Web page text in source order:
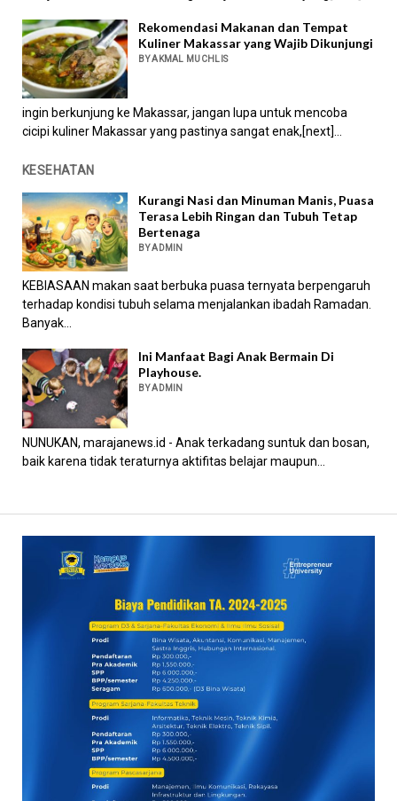
Rekomendasi Makanan dan Tempat
Kuliner Makassar yang Wajib Dikunjungi
BY AKMAL MUCHLIS
ingin berkunjung ke Makassar, jangan lupa untuk mencoba
cicipi kuliner Makassar yang pastinya sangat enak,[next]...
KESEHATAN
Kurangi Nasi dan Minuman Manis, Puasa
Terasa Lebih Ringan dan Tubuh Tetap
Bertenaga
BY ADMIN
KEBIASAAN makan saat berbuka puasa ternyata berpengaruh
terhadap kondisi tubuh selama menjalankan ibadah Ramadan.
Banyak...
Ini Manfaat Bagi Anak Bermain Di
Playhouse.
BY ADMIN
NUNUKAN, marajanews.id - Anak terkadang suntuk dan bosan,
baik karena tidak teraturnya aktifitas belajar maupun...